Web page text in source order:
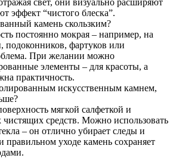
эффект “чистого блеска”.
камень скользким?
постоянно мокрая – например, на
подоконников, фартуков или
При желании можно
элементы – для красоты, а
практичность.
искусственным камнем,
мягкой салфеткой и
чистящих средств. Можно использовать
– он отлично убирает следы и
правильном уходе камень сохраняет